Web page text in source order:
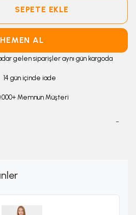
SEPETE EKLE
HEMEN AL
gelen siparişler aynı gün kargoda
14 gün içinde iade
Memnun Müşteri